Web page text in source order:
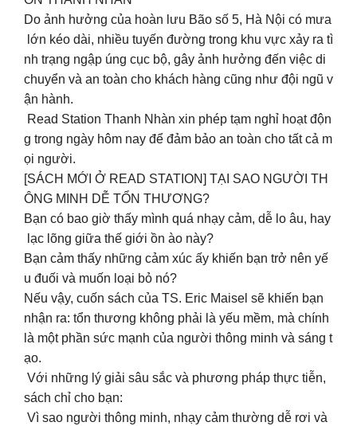
Do ảnh hưởng của hoàn lưu Bão số 5, Hà Nội có mưa
lớn kéo dài, nhiều tuyến đường trong khu vực xảy ra tì
nh trạng ngập úng cục bộ, gây ảnh hưởng đến việc di
chuyển và an toàn cho khách hàng cũng như đội ngũ v
ận hành.
Read Station Thanh Nhàn xin phép tạm nghỉ hoạt độn
g trong ngày hôm nay để đảm bảo an toàn cho tất cả m
ọi người.
[SÁCH MỚI Ở READ STATION] TẠI SAO NGƯỜI TH
ÔNG MINH DỄ TỔN THƯƠNG?
Bạn có bao giờ thấy mình quá nhạy cảm, dễ lo âu, hay
lạc lõng giữa thế giới ồn ào này?
Bạn cảm thấy những cảm xúc ấy khiến bạn trở nên yế
u đuối và muốn loại bỏ nó?
Nếu vậy, cuốn sách của TS. Eric Maisel sẽ khiến bạn
nhận ra: tổn thương không phải là yếu mềm, mà chính
là một phần sức mạnh của người thông minh và sáng t
ạo.
Với những lý giải sâu sắc và phương pháp thực tiễn,
sách chỉ cho bạn:
Vì sao người thông minh, nhạy cảm thường dễ rơi và